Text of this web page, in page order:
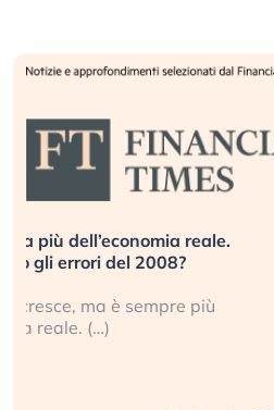
Russia e Cina pronti a
investitori stanno
Gli investitori tech
geopolitico: il (…)